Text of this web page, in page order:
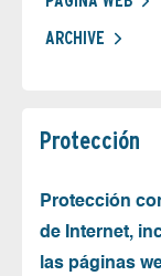
ARCHIVE
Protección
Protección
de Internet,
las páginas